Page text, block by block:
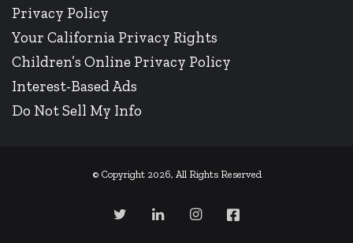
Privacy Policy
Your California Privacy Rights
Children’s Online Privacy Policy
Interest-Based Ads
Do Not Sell My Info
© Copyright 2026, All Rights Reserved
TwitterLinkedinInstagramFacebook